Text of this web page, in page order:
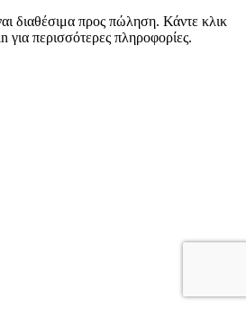
διαθέσιμα προς πώληση. Κάντε κλικ
περισσότερες πληροφορίες.